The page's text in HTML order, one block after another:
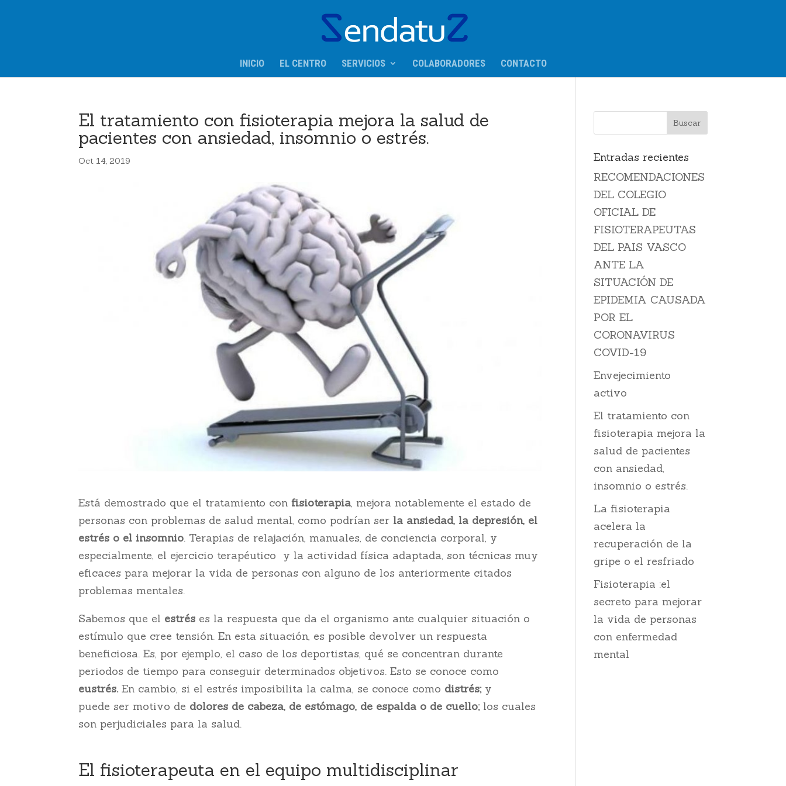
INICIO EL CENTRO SERVICIOS COLABORADORES CONTACTO
El tratamiento con fisioterapia mejora la salud de
pacientes con ansiedad, insomnio o estrés.
Oct 14, 2019
Está demostrado que el tratamiento con fisioterapia, mejora notablemente el estado de
personas con problemas de salud mental, como podrían serla ansiedad, la depresión, el
estrés o el insomnio. Terapias de relajación, manuales, de conciencia corporal, y
especialmente, el ejercicio terapéutico y la actividad física adaptada, son técnicas muy
eficaces para mejorar la vida de personas con alguno de los anteriormente citados
problemas mentales.
Sabemos que el estrés es la respuesta que da el organismo ante cualquier situación o
estímulo que cree tensión. En esta situación, es posible devolver un respuesta
beneficiosa. Es, por ejemplo, el caso de los deportistas, qué se concentran durante
periodos de tiempo para conseguir determinados objetivos. Esto se conoce como
eustrés.En cambio, si el estrés imposibilita la calma, se conoce como distrés; y
puede ser motivo de dolores de cabeza, de estómago, de espalda o de cuello;los cuales
son perjudiciales para la salud.
El fisioterapeuta en el equipo multidisciplinar
Entradas recientes
RECOMENDACIONES
DEL COLEGIO
OFICIAL DE
FISIOTERAPEUTAS
DEL PAIS VASCO
ANTE LA
SITUACIÓN DE
EPIDEMIA CAUSADA
POR EL
CORONAVIRUS
COVID-19
Envejecimiento
activo
El tratamiento con
fisioterapia mejora la
salud de pacientes
con ansiedad,
insomnio o estrés.
La fisioterapia
acelera la
recuperación de la
gripe o el resfriado
Fisioterapia :el
secreto para mejorar
la vida de personas
con enfermedad
mental